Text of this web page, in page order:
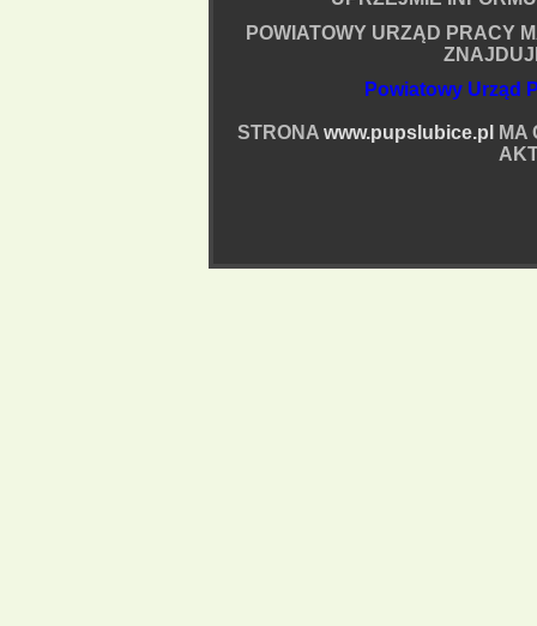
POWIATOWY URZĄD PRACY
Powiatowy Urząd
STRONA www.pupslubice.pl
MA